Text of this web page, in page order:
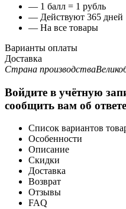
— 1 балл = 1 рубль
— Действуют 365 дней
— На все товары
Варианты оплаты
Доставка
Страна производства
Войдите в учётную
сообщить вам об ответе
Список вариантов
Особенности
Описание
Скидки
Доставка
Возврат
Отзывы
FAQ